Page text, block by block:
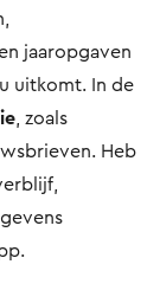
jaaropgaven
uitkomt. In de
, zoals
Heb